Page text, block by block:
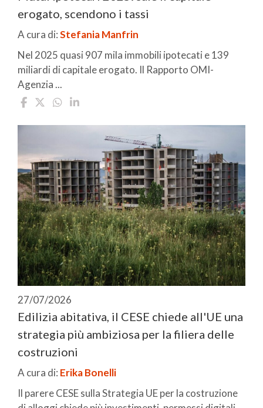
erogato, scendono i tassi
A cura di:Stefania Manfrin
Nel 2025 quasi 907 mila immobili ipotecati e 139
miliardi di capitale erogato. Il Rapporto OMI-
Agenzia ...
27/07/2026
Edilizia abitativa, il CESE chiede all'UE una
strategia più ambiziosa per la filiera delle
costruzioni
A cura di: Erika Bonelli
Il parere CESE sulla Strategia UE per la costruzione